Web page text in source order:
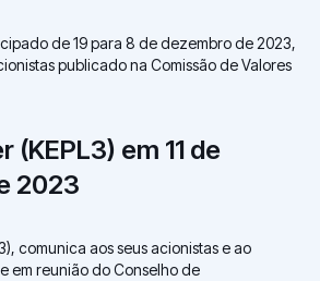
de 19 para 8 de dezembro de 2023,
publicado na Comissão de Valores
(KEPL3) em 11 de
2023
comunica aos seus acionistas e ao
em reunião do Conselho de